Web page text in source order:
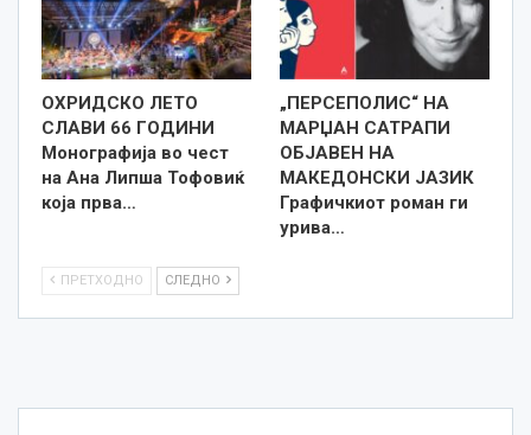
ОХРИДСКО ЛЕТО
СЛАВИ 66 ГОДИНИ
Монографија во чест
на Ана Липша Тофовиќ
која прва…
„ПЕРСЕПОЛИС“ НА
МАРЏАН САТРАПИ
ОБЈАВЕН НА
МАКЕДОНСКИ ЈАЗИК
Графичкиот роман ги
урива…
ПРЕТХОДНО СЛЕДНО